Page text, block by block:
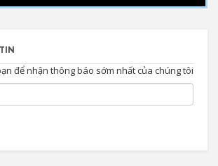
để nhận thông báo sớm nhất của chúng tôi